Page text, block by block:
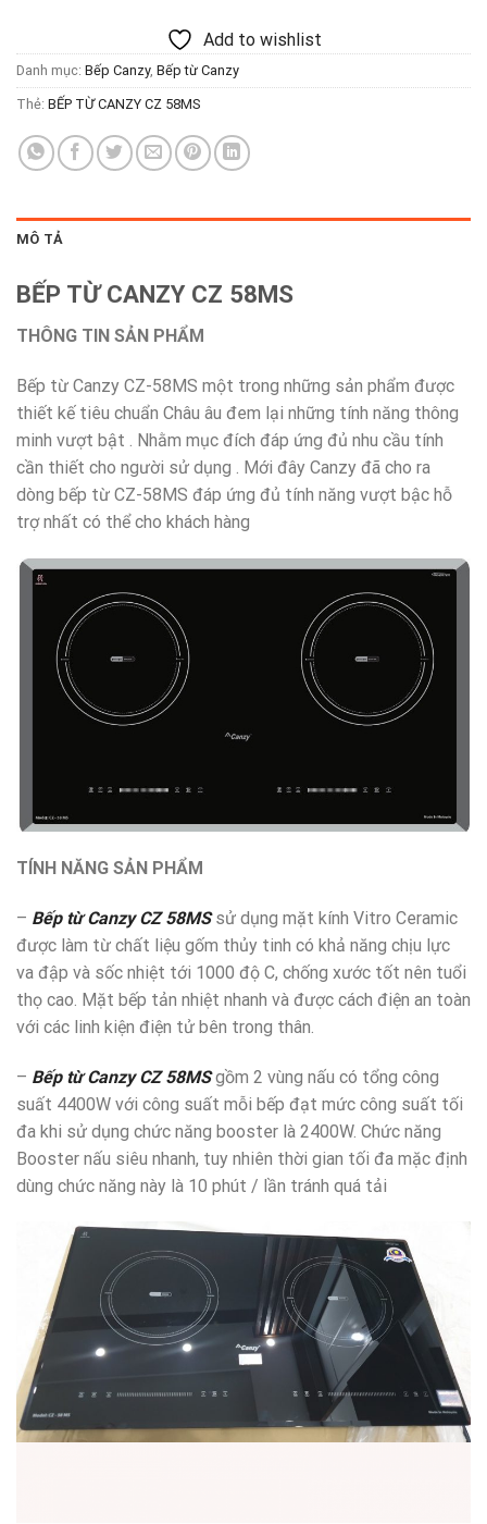
Add to wishlist
Danh mục: Bếp Canzy, Bếp từ Canzy
Thẻ: BẾP TỪ CANZY CZ 58MS
MÔ TẢ
BẾP TỪ CANZY CZ 58MS
THÔNG TIN SẢN PHẨM
Bếp từ Canzy CZ-58MS một trong những sản phẩm được
thiết kế tiêu chuẩn Châu âu đem lại những tính năng thông
minh vượt bật . Nhằm mục đích đáp ứng đủ nhu cầu tính
cần thiết cho người sử dụng . Mới đây Canzy đã cho ra
dòng bếp từ CZ-58MS đáp ứng đủ tính năng vượt bậc hỗ
trợ nhất có thể cho khách hàng
TÍNH NĂNG SẢN PHẨM
– Bếp từ Canzy CZ 58MSsử dụng mặt kính Vitro Ceramic
được làm từ chất liệu gốm thủy tinh có khả năng chịu lực
va đập và sốc nhiệt tới 1000 độ C, chống xước tốt nên tuổi
thọ cao. Mặt bếp tản nhiệt nhanh và được cách điện an toàn
với các linh kiện điện tử bên trong thân.
– Bếp từ Canzy CZ 58MS gồm 2 vùng nấu có tổng công
suất 4400W với công suất mỗi bếp đạt mức công suất tối
đa khi sử dụng chức năng booster là 2400W. Chức năng
Booster nấu siêu nhanh, tuy nhiên thời gian tối đa mặc định
dùng chức năng này là 10 phút / lần tránh quá tải